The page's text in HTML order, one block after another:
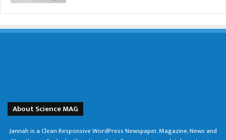
About Science MAG
Jannah is a Clean Responsive WordPress Newspaper, Magazine, News and